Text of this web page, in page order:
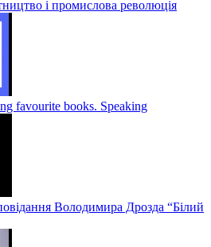
і промислова революція
favourite books. Speaking
Володимира Дрозда “Білий